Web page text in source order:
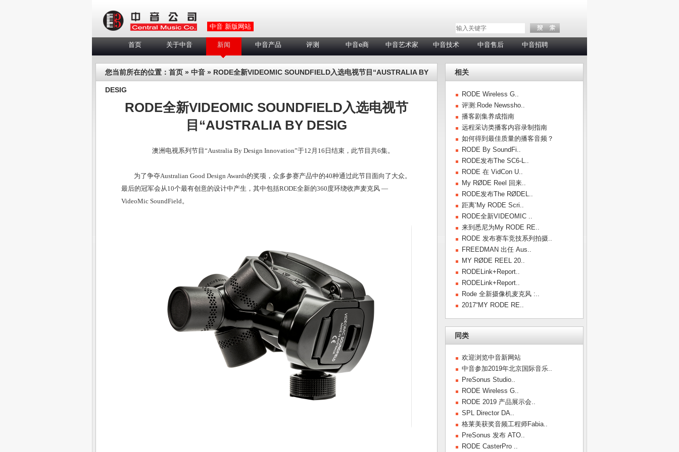
中音 新版网站
首页 关于中音 新闻 中音产品 评测 中音e商 中音艺术家 中音技术 中音售后 中音招聘
您当前所在的位置： 首页 » 中音 » RODE全新VIDEOMIC SOUNDFIELD入选电视节目“AUSTRALIA BY
DESIG
RODE全新VIDEOMIC SOUNDFIELD入选电视节
目“AUSTRALIA BY DESIG
澳洲电视系列节目“Australia By Design Innovation”于12月16日结束，此节目共6集。
为了争夺Australian Good Design Awards的奖项，众多参赛产品中的40种通过此节目面向了大众。
最后的冠军会从10个最有创意的设计中产生，其中包括RODE全新的360度环绕收声麦克风 —
VideoMic SoundField。
相关
RODE Wireless G..
评测:Rode Newssho..
播客剧集养成指南
远程采访类播客内容录制指南
如何得到最佳质量的播客音频？
RODE By SoundFi..
RODE发布The SC6-L..
RODE 在 VidCon U..
My RØDE Reel 回来..
RODE发布The RØDEL..
距离‘My RODE Scri..
RODE全新VIDEOMIC ..
来到悉尼为My RODE RE..
RODE 发布赛车竞技系列拍摄..
FREEDMAN 出任 Aus..
MY RØDE REEL 20..
RODELink+Report..
RODELink+Report..
Rode 全新摄像机麦克风 :..
2017“MY RODE RE..
同类
欢迎浏览中音新网站
中音参加2019年北京国际音乐..
PreSonus Studio..
RODE Wireless G..
RODE 2019 产品展示会..
SPL Director DA..
格莱美获奖音频工程师Fabia..
PreSonus 发布 ATO..
RODE CasterPro ..